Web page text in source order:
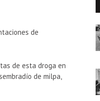
de
de esta droga en
de milpa,